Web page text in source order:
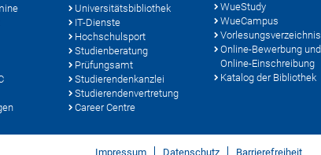
Universitätsbibliothek
IT-Dienste
Hochschulsport
Studienberatung
Prüfungsamt
Studierendenkanzlei
Studierendenvertretung
Career Centre
WueStudy
WueCampus
Vorlesungsverzeichnis
Online-Bewerbung und
Online-Einschreibung
Katalog der Bibliothek
Impressum Datenschutz Barrierefreiheit